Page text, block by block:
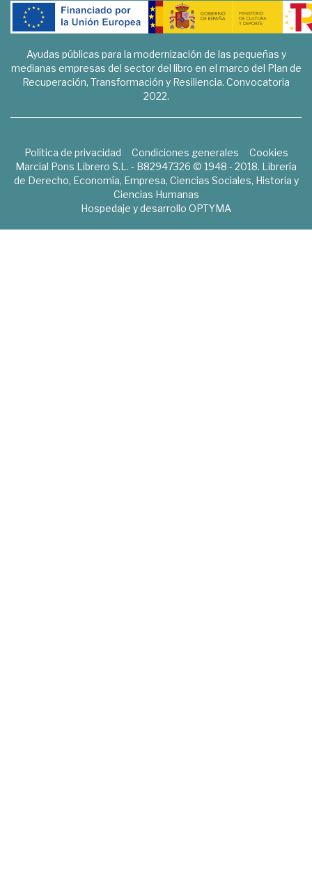
Ayudas públicas para la modernización de las pequeñas y
medianas empresas del sector del libro en el marco del Plan de
Recuperación, Transformación y Resiliencia. Convocatoria
2022.
Política de privacidad Condiciones generales
Cookies
Marcial Pons Librero S.L. - B82947326 © 1948 - 2018. Librería
de Derecho, Economía, Empresa, Ciencias Sociales, Historia y
Ciencias Humanas
Hospedaje y desarrollo OPTYMA